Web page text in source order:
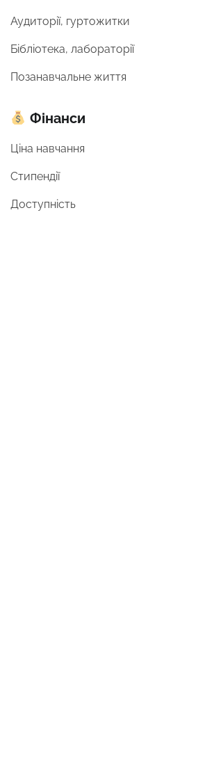
Аудиторії, гуртожитки
Бібліотека, лабораторії
Позанавчальне життя
Фінанси
Ціна навчання
Стипендії
Доступність